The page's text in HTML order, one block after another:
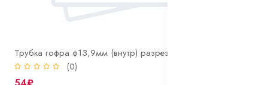
Трубка гофра ф13,9мм (внутр) разрезная
(0)